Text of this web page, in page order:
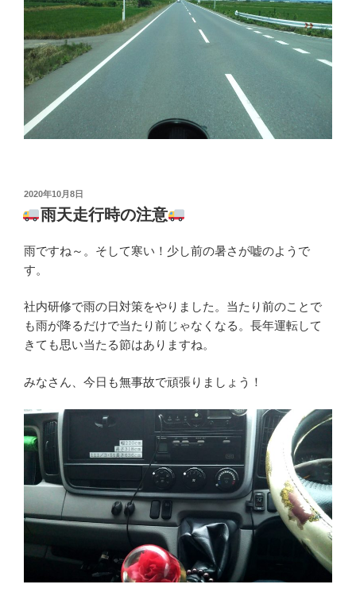
投
稿
日:
2020年10月8日
雨天走行時の注意
雨ですね～。そして寒い！少し前の暑さが嘘のようで
す。
社内研修で雨の日対策をやりました。当たり前のことで
も雨が降るだけで当たり前じゃなくなる。長年運転して
きても思い当たる節はありますね。
みなさん、今日も無事故で頑張りましょう！